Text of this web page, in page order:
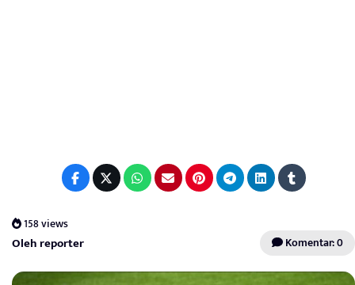
158 views
Oleh reporter Komentar: 0